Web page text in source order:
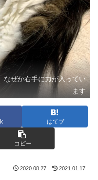
なぜか右手に力が入ってい
ます
はてブ
コピー
2020.08.27 2021.01.17